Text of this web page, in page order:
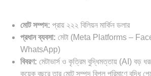
মোট সম্পদ: প্রায় ২২২ বিলিয়ন মার্কিন ডলার
প্রধান ব্যবসা: মেটা (Meta Platforms –
WhatsApp)
বিবরণ: মেটাভার্স ও কৃত্রিম বুদ্ধিমত্তায় (AI) বড়
কয়েক বছরে তার মোট সম্পদ বিপুল পরিমাণে বৃদ্ধি